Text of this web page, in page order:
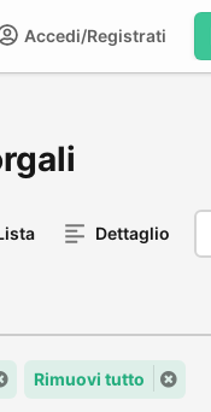
Accedi/Registrati
Dettaglio
Rimuovi tutto